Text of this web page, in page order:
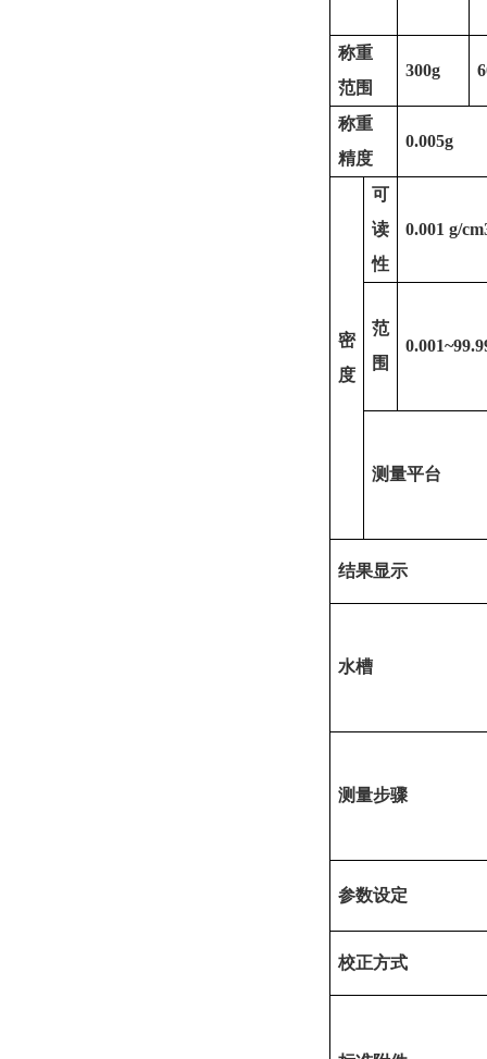
称重
范围
300g
称重
精度
0.005g
密
度
可
读
性
0.001 g/
范
围
测量平台
结果显示
水槽
测量步骤
参数设定
校正方式